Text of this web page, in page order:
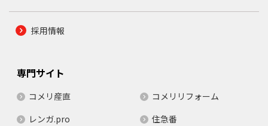
採用情報
専門サイト
コメリ産直
コメリリフォーム
レンガ.pro
住急番